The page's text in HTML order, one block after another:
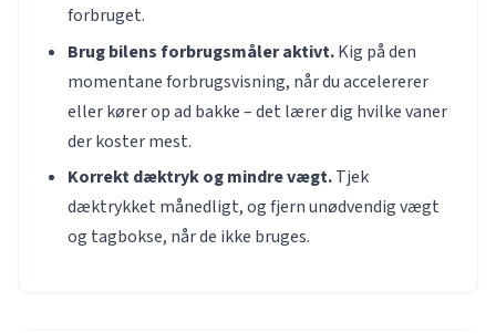
forbruget.
Brug bilens forbrugsmåler aktivt.Kig på den
momentane forbrugsvisning, når du accelererer
eller kører op ad bakke – det lærer dig hvilke vaner
der koster mest.
Korrekt dæktryk og mindre vægt.Tjek
dæktrykket månedligt, og fjern unødvendig vægt
og tagbokse, når de ikke bruges.